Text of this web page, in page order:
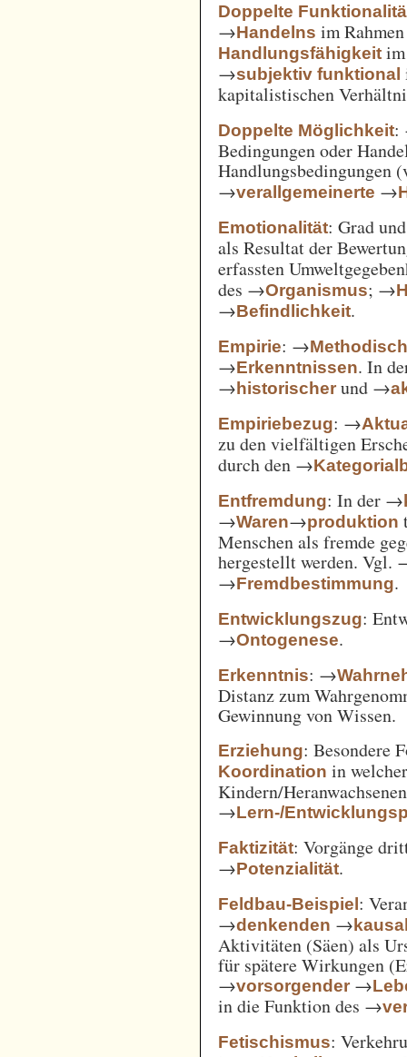
Doppelte
→Handelns im
Handlungsfähigkeit
→subjektiv funktional
kapitalistischen
Doppelte Möglichkeit:
Bedingungen oder
Handlungsbedingungen
→verallgemeinerte →
Emotionalität: Grad
als Resultat der
erfassten
des →Organismus; →
→Befindlichkeit.
Empirie: →
→Erkenntnissen. In
→historischer und →
Empiriebezug: →
zu den vielfältigen
durch den →
Entfremdung: In der →
→Waren→produktion
Menschen als fremde
hergestellt werden. Vgl.
→Fremdbestimmung.
Entwicklungszug:
→Ontogenese.
Erkenntnis: →
Distanz zum
Gewinnung von Wissen.
Erziehung: Besondere
Koordination in
Kindern/
→Lern-/
Faktizität: Vorgänge
→Potenzialität.
Feldbau-Beispiel:
→denkenden →
Aktivitäten (Säen) als
für spätere Wirkungen
→vorsorgender →
in die Funktion des →
Fetischismus: